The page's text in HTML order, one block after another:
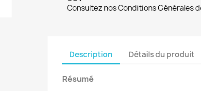
Consultez nos Conditions Générales
Description Détails du produit
Résumé